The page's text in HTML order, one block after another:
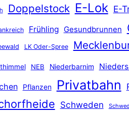
Doppelstock E-Lok E-
Frühling Gesundbrunnen
LK Oder-Spree
NEB Niederbarnim
Pflanzen Privatbahn
Schweden